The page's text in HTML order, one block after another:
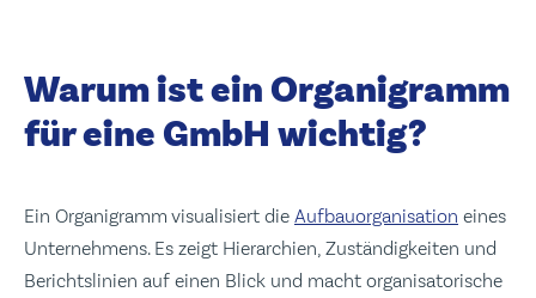
Warum ist ein Organigramm
für eine GmbH wichtig?
Ein Organigramm visualisiert die Aufbauorganisation eines
Unternehmens. Es zeigt Hierarchien, Zuständigkeiten und
Berichtslinien auf einen Blick und macht organisatorische